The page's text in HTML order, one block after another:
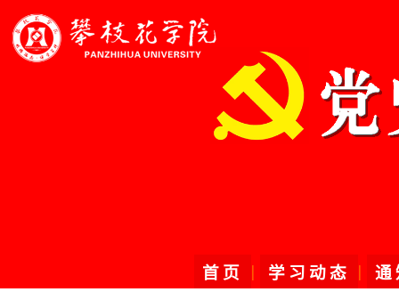
首页 | 学习动态 |